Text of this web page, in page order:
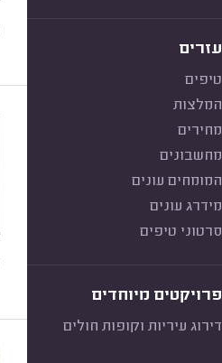
עזרים
טיפים
המלצות
מחירים
מחשבונים
המומחים עונים
מידרג עונים
סרטוני טיפים
פרויקטים מיוחדים
דירוג עיריות וקופות חולים